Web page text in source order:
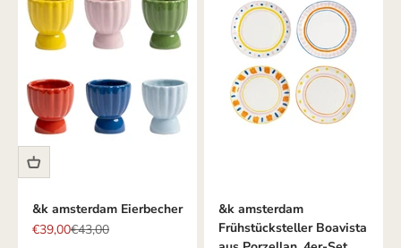
&k amsterdam Eierbecher
Angebot
€39,00Regulärer Preis
€43,00
&k amsterdam
Frühstücksteller Boavista